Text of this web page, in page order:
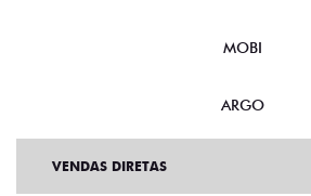
MOBI
ARGO
VENDAS DIRETAS